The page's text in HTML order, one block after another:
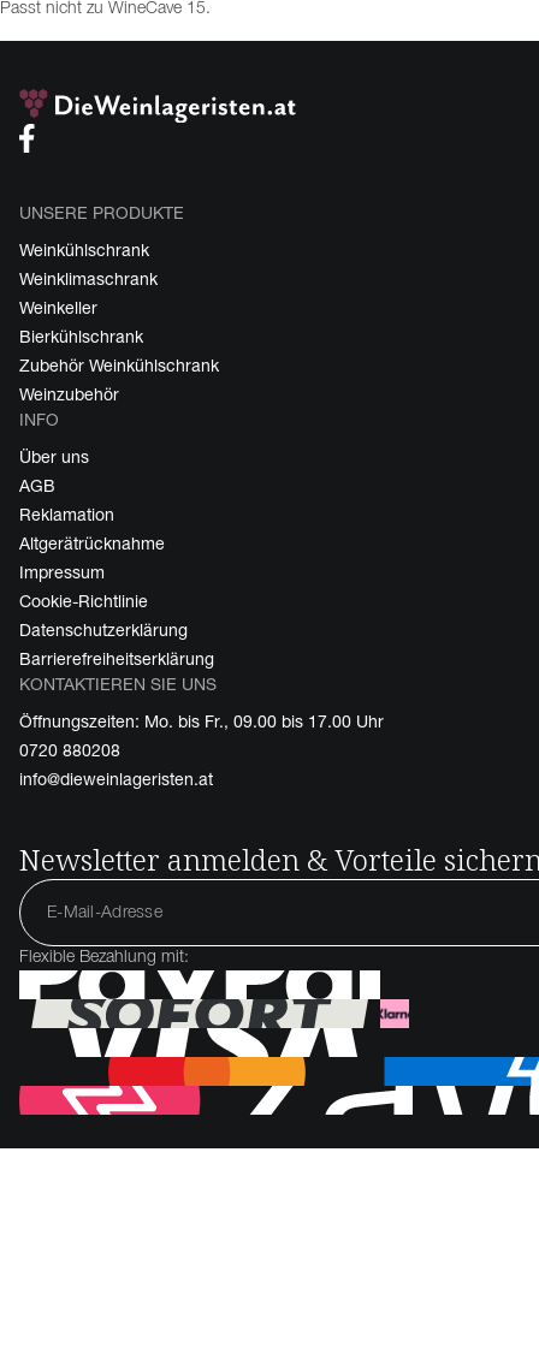
Passt nicht zu WineCave 15.
UNSERE PRODUKTE
Weinkühlschrank
Weinklimaschrank
Weinkeller
Bierkühlschrank
Zubehör Weinkühlschrank
Weinzubehör
INFO
Über uns
AGB
Reklamation
Altgerätrücknahme
Impressum
Cookie-Richtlinie
Datenschutzerklärung
Barrierefreiheitserklärung
KONTAKTIEREN SIE UNS
Öffnungszeiten: Mo. bis Fr., 09.00 bis 17.00 Uhr
0720 880208
info@dieweinlageristen.at
Newsletter anmelden & Vorteile
Flexible Bezahlung mit: